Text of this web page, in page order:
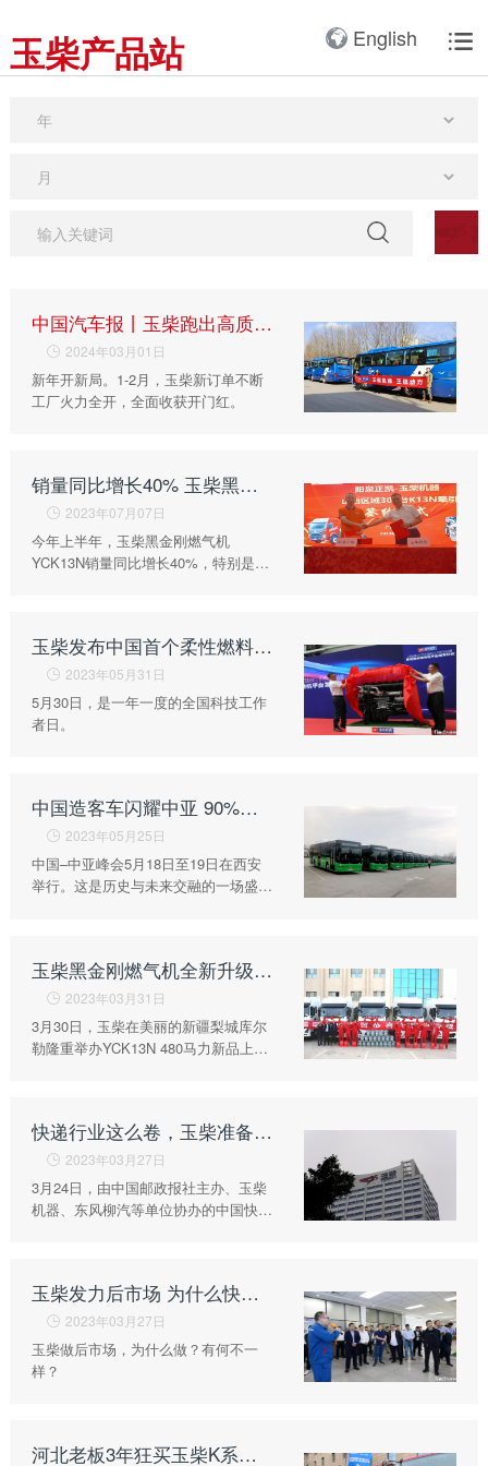
玉柴产品站 
English
产品与解决方案
卡车动力
客车动力
工程机械动力
农业装备动力
新能源动力
工业动力
整车
发电系统
产品3D展厅
全球服务支持
全球服务网络
服务理念
配件真伪查询
玉柴已在全球拥有完善服
务网络，在国内建立了
区驻外销售大区、13个
船电驻外营销中心、5个
玉柴芯蓝驻外销售大区、
31个服务与后市场驻外
网点；在亚洲、美洲、非
洲、欧洲等地设立了21
个销售大区、8个船电驻
外营销中心，490多家服
个服务网点
了解更多
获取更多帮助
联系我们
订购咨询
24小时售后服务热线：
+86 95098
全球服务网络
服务理念
我们的公司
关于我们
研发实力
家以动力系统为圆心、实
施同心多元化发展的国有
大型企业集团。公司旗下
拥有20多家全资、控
链、物流及供应链服务，
新能源产业及相关服务等
三大产业板块，在广西、
广东、江苏、安徽、湖
产业基地布局。
了解更多
获取更多帮助
联系我们
订购咨询
销售服务热线：
+86 95098
中国汽车报丨玉柴跑出高质量发展新速度
 2024年03月01日
新年开新局。1-2月，玉柴新订单不断
工厂火力全开，全面收获开门红。
销量同比增长40% 玉柴黑金刚燃气机节能更省钱广受客户青睐
 2023年07月07日
今年上半年，玉柴黑金刚燃气机
YCK13N销量同比增长40%，特别是在
玉柴发布中国首个柔性燃料发动机平台及首批满足我国第四阶段油耗标准国六发动机
 2023年05月31日
5月30日，是一年一度的全国科技工作
者日。
中国造客车闪耀中亚 90%搭载它家动力
 2023年05月25日
中国–中亚峰会5月18日至19日在西安
举行。这是历史与未来交融的一场盛
玉柴黑金刚燃气机全新升级 480马力上市受热捧
 2023年03月31日
3月30日，玉柴在美丽的新疆梨城库尔
勒隆重举办YCK13N 480马力新品上市
快递行业这么卷，玉柴准备从哪里突围？
 2023年03月27日
3月24日，由中国邮政报社主办、玉柴
机器、东风柳汽等单位协办的中国快递
玉柴发力后市场 为什么快递物流都看好？
 2023年03月27日
玉柴做后市场，为什么做？有何不一
样？
河北老板3年狂买玉柴K系乘龙牵引车：买的就是多赚！